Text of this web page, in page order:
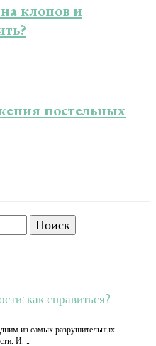
клопов и
постельных
как справиться?
из самых разрушительных
И, …